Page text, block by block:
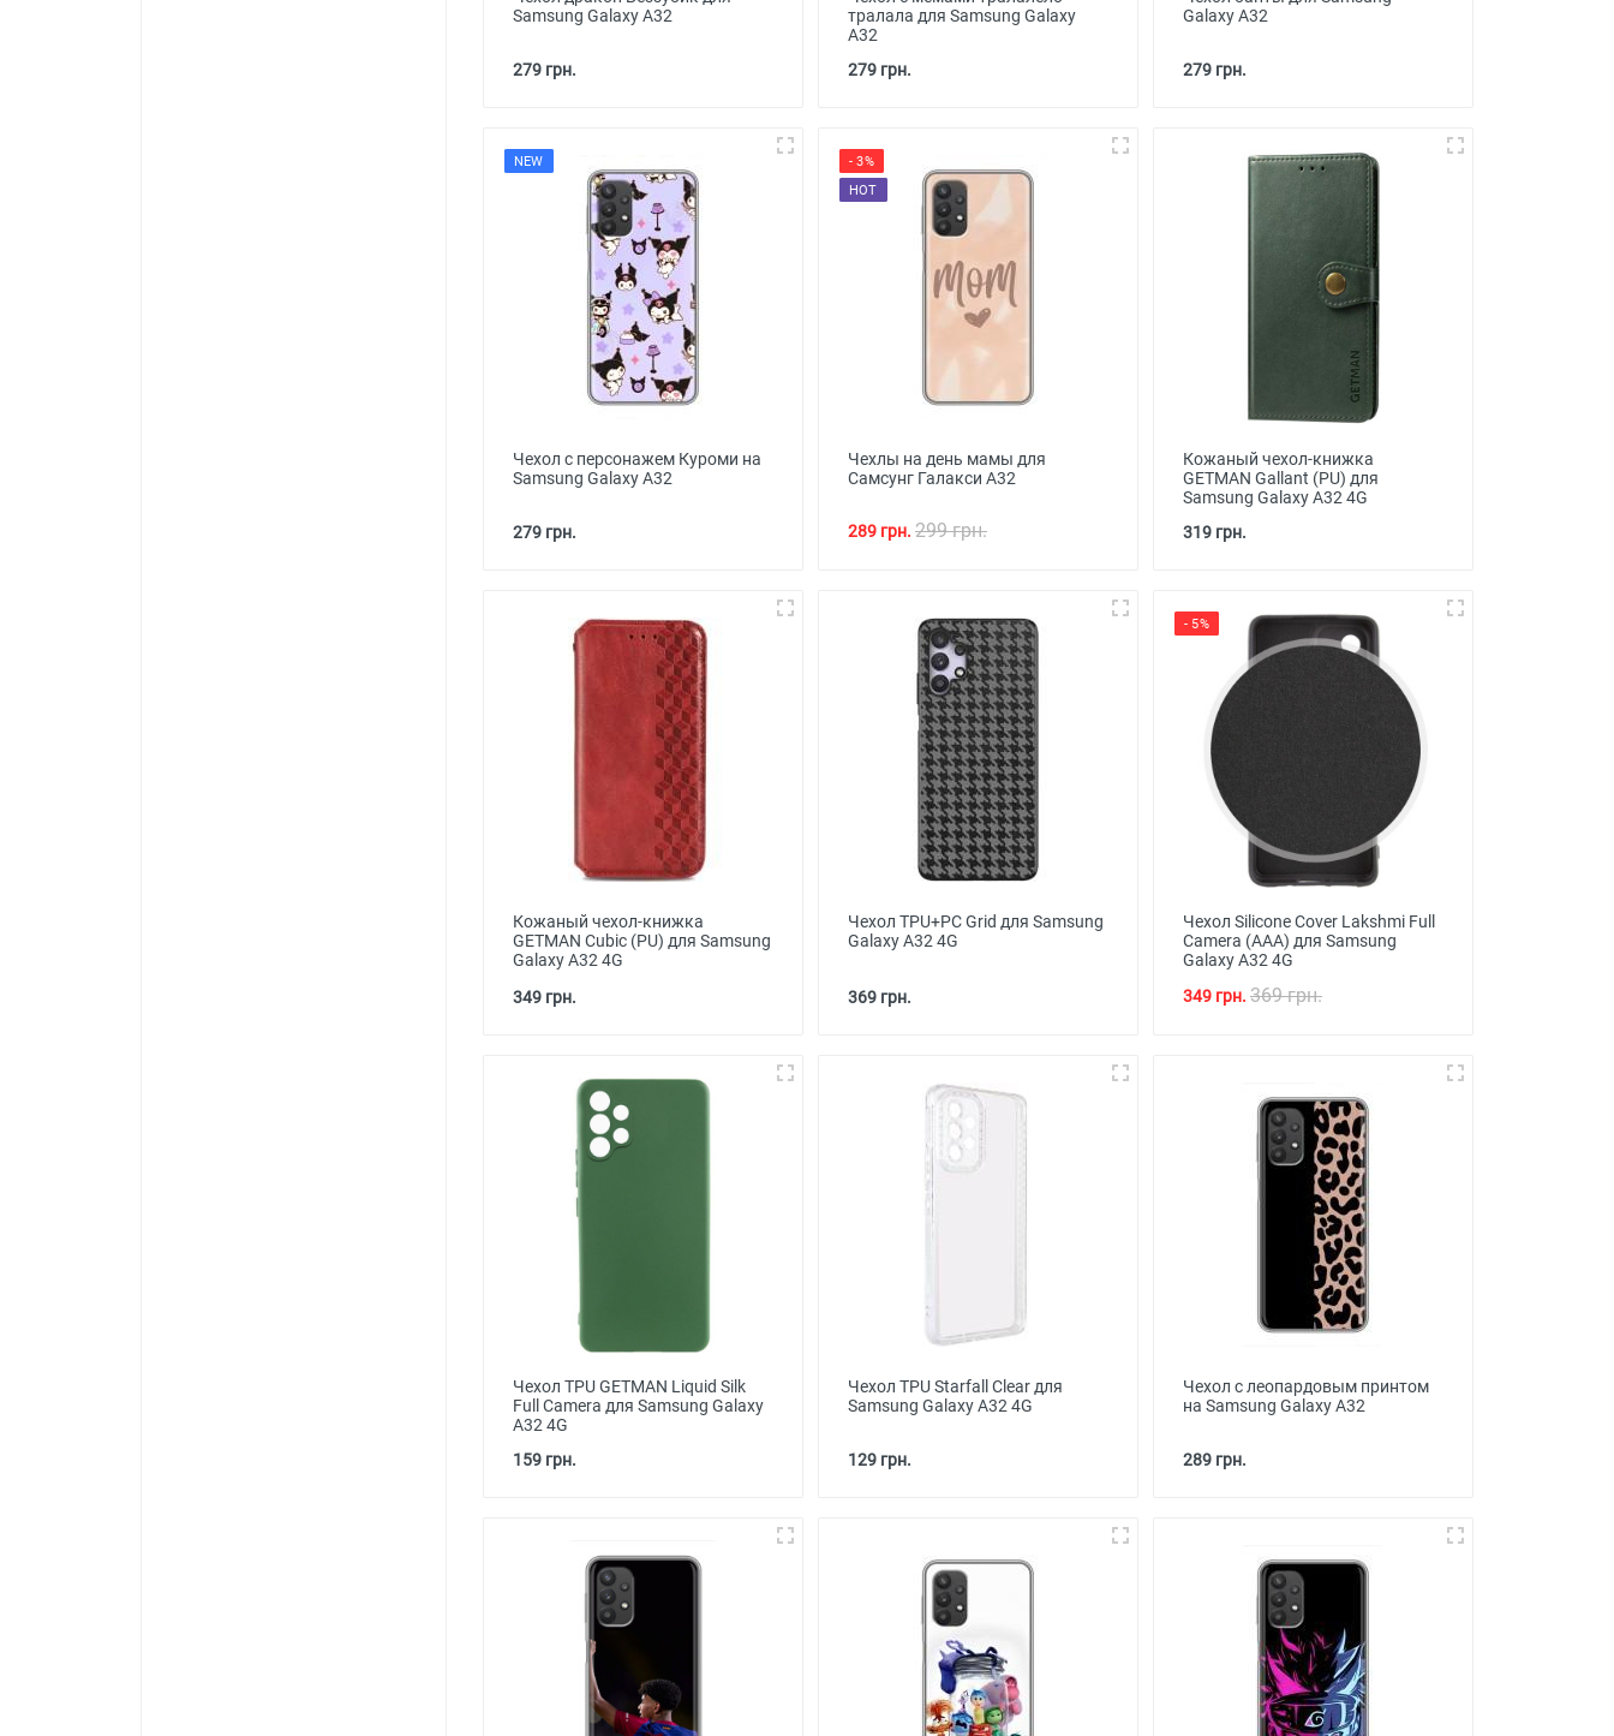
Samsung Galaxy A32
279 грн.
тралала для Samsung Galaxy
A32
279 грн.
Galaxy A32
279 грн.
NEW
Чехол с персонажем Куроми на
Samsung Galaxy A32
279 грн.
- 3%
HOT
Чехлы на день мамы для
Самсунг Галакси А32
289 грн. 299 грн.
Кожаный чехол-книжка
GETMAN Gallant (PU) для
Samsung Galaxy A32 4G
319 грн.
Кожаный чехол-книжка
GETMAN Cubic (PU) для Samsung
Galaxy A32 4G
349 грн.
Чехол TPU+PC Grid для Samsung
Galaxy A32 4G
369 грн.
- 5%
Чехол Silicone Cover Lakshmi Full
Camera (AAA) для Samsung
Galaxy A32 4G
349 грн. 369 грн.
Чехол TPU GETMAN Liquid Silk
Full Camera для Samsung Galaxy
A32 4G
159 грн.
Чехол TPU Starfall Clear для
Samsung Galaxy A32 4G
129 грн.
Чехол с леопардовым принтом
на Samsung Galaxy A32
289 грн.